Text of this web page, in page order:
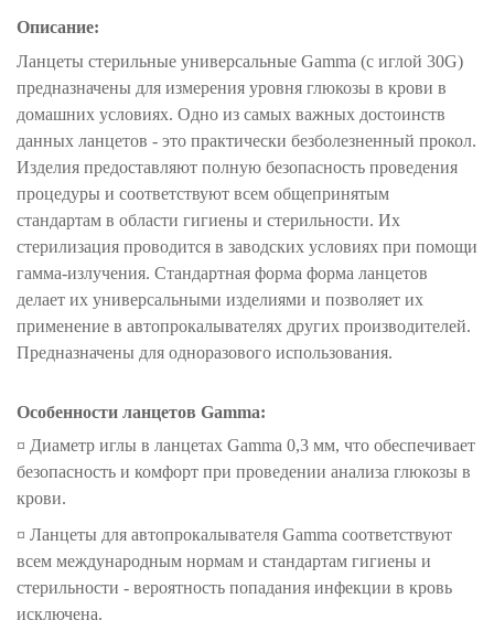
Описание:
Ланцеты стерильные универсальные Gamma (с иглой 30G)
предназначены для измерения уровня глюкозы в крови в
домашних условиях. Одно из самых важных достоинств
данных ланцетов - это практически безболезненный прокол.
Изделия предоставляют полную безопасность проведения
процедуры и соответствуют всем общепринятым
стандартам в области гигиены и стерильности. Их
стерилизация проводится в заводских условиях при помощи
гамма-излучения. Стандартная форма форма ланцетов
делает их универсальными изделиями и позволяет их
применение в автопрокалывателях других производителей.
Предназначены для одноразового использования.
Особенности ланцетов Gamma:
¤ Диаметр иглы в ланцетах Gamma 0,3 мм, что обеспечивает
безопасность и комфорт при проведении анализа глюкозы в
крови.
¤ Ланцеты для автопрокалывателя Gamma соответствуют
всем международным нормам и стандартам гигиены и
стерильности - вероятность попадания инфекции в кровь
исключена.